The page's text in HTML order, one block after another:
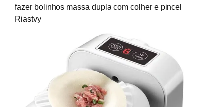
fazer bolinhos massa dupla com colher e pincel
Riastvy